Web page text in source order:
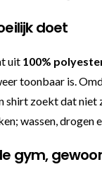
doet
uit 100%
toonbaar is.
shirt zoekt dat
wassen,
gym,